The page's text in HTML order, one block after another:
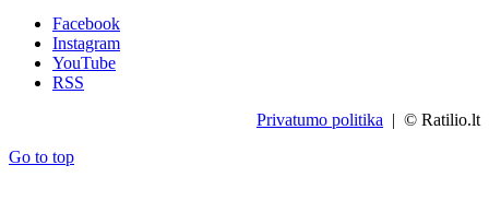
Facebook
Instagram
YouTube
RSS
Privatumo politika | © Ratilio.lt
Go to top